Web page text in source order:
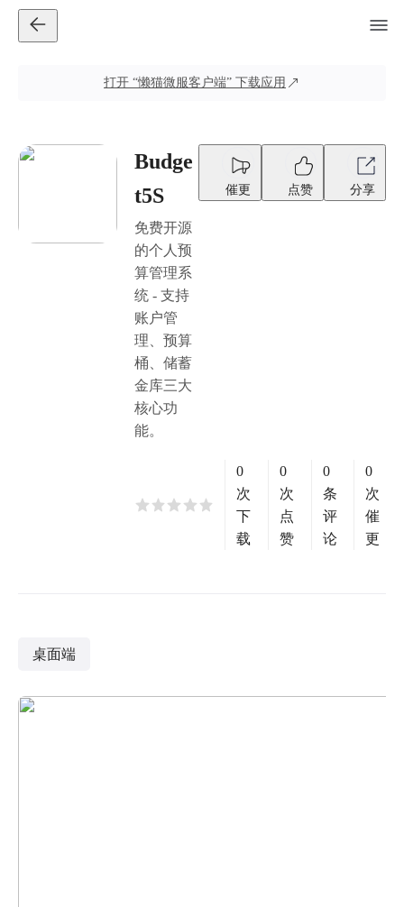
打开 “懒猫微服客户端” 下载应用
Budge
t5S
免费开源
的个人预
算管理系
统 - 支持
账户管
理、预算
桶、储蓄
金库三大
核心功
能。
催更 点赞 分享
0
次
下
载
0
次
点
赞
0
条
评
论
0
次
催
更
桌面端